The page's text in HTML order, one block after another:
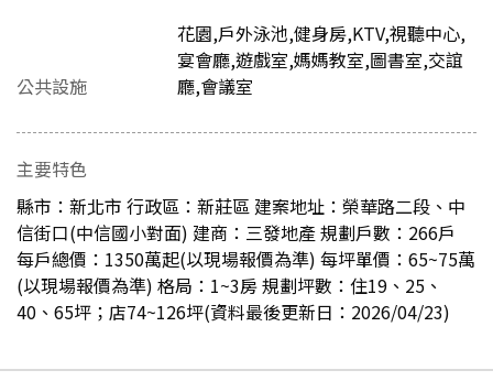
公共設施
花園,戶外泳池,健身房,KTV,視聽中心,
宴會廳,遊戲室,媽媽教室,圖書室,交誼
廳,會議室
主要特色
縣市：新北市 行政區：新莊區 建案地址：榮華路二段、中
信街口(中信國小對面) 建商：三發地產 規劃戶數：266戶
每戶總價：1350萬起(以現場報價為準) 每坪單價：65~75萬
(以現場報價為準) 格局：1~3房 規劃坪數：住19、25、
40、65坪；店74~126坪(資料最後更新日：2026/04/23)